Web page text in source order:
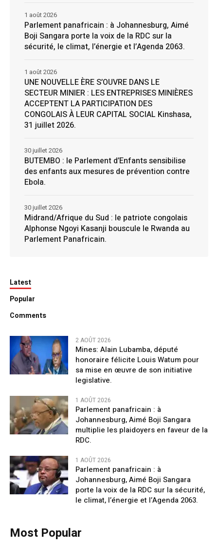
Parlement panafricain : à Johannesburg, Aimé
Boji Sangara porte la voix de la RDC sur la
sécurité, le climat, l’énergie et l’Agenda 2063.
1 août 2026
UNE NOUVELLE ÈRE S’OUVRE DANS LE
SECTEUR MINIER : LES ENTREPRISES MINIÈRES
ACCEPTENT LA PARTICIPATION DES
CONGOLAIS À LEUR CAPITAL SOCIAL Kinshasa,
31 juillet 2026.
1 août 2026
BUTEMBO : le Parlement d’Enfants sensibilise
des enfants aux mesures de prévention contre
Ebola.
30 juillet 2026
Midrand/Afrique du Sud : le patriote congolais
Alphonse Ngoyi Kasanji bouscule le Rwanda au
Parlement Panafricain.
30 juillet 2026
Latest
Popular
Comments
2 AOÛT 2026
Mines: Alain Lubamba, député
honoraire félicite Louis Watum pour
sa mise en œuvre de son initiative
legislative.
1 AOÛT 2026
Parlement panafricain : à
Johannesburg, Aimé Boji Sangara
multiplie les plaidoyers en faveur de la
RDC.
1 AOÛT 2026
Parlement panafricain : à
Johannesburg, Aimé Boji Sangara
porte la voix de la RDC sur la sécurité,
le climat, l’énergie et l’Agenda 2063.
Most Popular